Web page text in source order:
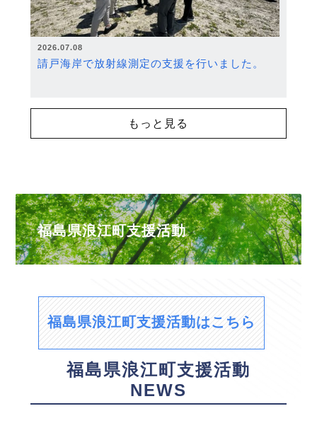
2026.07.08
請戸海岸で放射線測定の支援を行いました。
もっと見る
福島県浪江町支援活動
福島県浪江町支援活動はこちら
福島県浪江町支援活動
NEWS